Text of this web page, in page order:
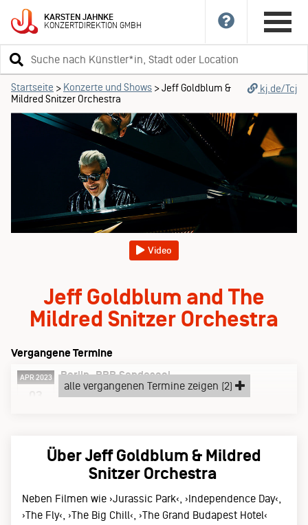
KARSTENJAHNKE
KONZERTDIREKTIONGMBH
Suchbegriff
eingeben
Startseite > Konzerte und Shows >Jeff Goldblum &
Mildred Snitzer Orchestra
kj.de/Tcj
Video
Jeff Goldblum and The
Mildred Snitzer Orchestra
Vergangene Termine
APR 2023 Berlin RBB Sendesaal
Montag, 03.04.23
alle vergangenen Termine zeigen (2)
Über Jeff Goldblum & Mildred
Snitzer Orchestra
Neben Filmen wie ›Jurassic Park‹, ›Independence Day‹,
›The Fly‹, ›The Big Chill‹, ›The Grand Budapest Hotel‹